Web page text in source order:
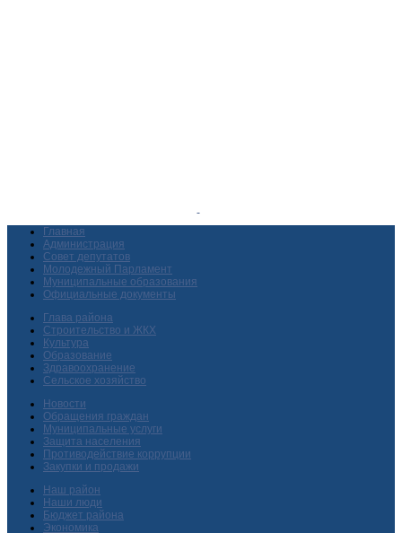
Главная
Администрация
Совет депутатов
Молодежный Парламент
Муниципальные образования
Официальные документы
Глава района
Строительство и ЖКХ
Культура
Образование
Здравоохранение
Сельское хозяйство
Новости
Обращения граждан
Муниципальные услуги
Защита населения
Противодействие коррупции
Закупки и продажи
Наш район
Наши люди
Бюджет района
Экономика